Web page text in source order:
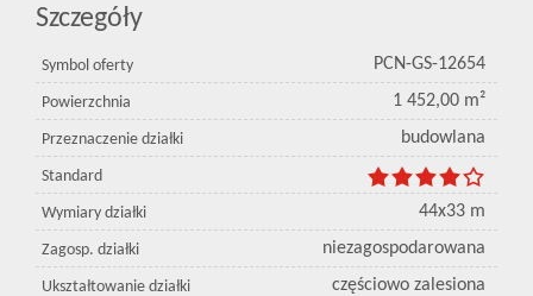
Szczegóły
Symbol oferty PCN-GS-12654
Powierzchnia 1 452,00 m²
Przeznaczenie działki budowlana
Standard
Wymiary działki 44x33 m
Zagosp. działki niezagospodarowana
Ukształtowanie działki częściowo zalesiona